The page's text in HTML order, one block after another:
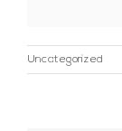
Uncategorized